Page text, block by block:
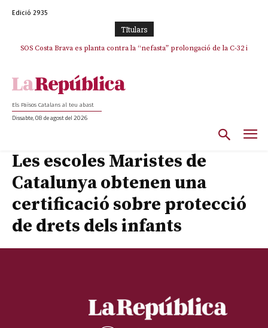
Edició 2935
TItulars
SOS Costa Brava es planta contra la “nefasta” prolongació de la C-32 i
Els Països Catalans al teu abast
Dissabte, 08 de agost del 2026
Les escoles Maristes de
Catalunya obtenen una
certificació sobre protecció
de drets dels infants